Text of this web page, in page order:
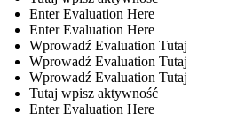
Enter Evaluation Here
Enter Evaluation Here
Wprowadź Evaluation Tutaj
Wprowadź Evaluation Tutaj
Wprowadź Evaluation Tutaj
Tutaj wpisz aktywność
Enter Evaluation Here